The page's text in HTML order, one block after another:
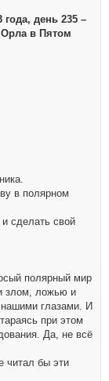
года, день 235 –
Орла в Пятом
в полярном
сделать свой
полярный мир
злом, ложью и
нашими глазами. И
при этом
Да, не всё
читал бы эти